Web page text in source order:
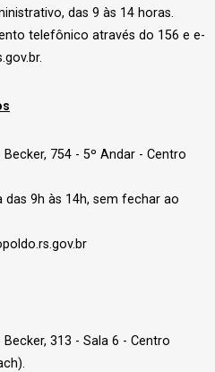
das 9 às 14 horas.
telefônico através do 156 e e-
754 - 5º Andar - Centro
das 9h às 14h, sem fechar ao
313 - Sala 6 - Centro